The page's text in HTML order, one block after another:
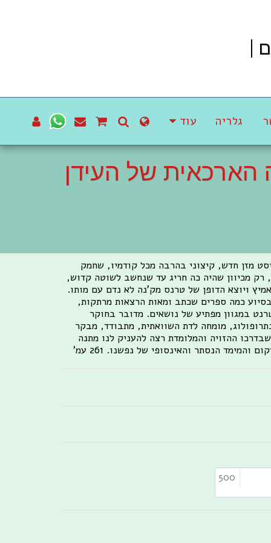
גלריה עוד
הארכאית של העידן
חברתי ואנרכיסט מזן חדש, קיצוני בהרבה מכל קודמיו, שחמק
מכיוון שהיה כה חריג עד שנחשב לשוטה קדוש,
ויוצא הדופן של טרנס מק'נה לא נדם עם מותו.
כמה ספרים שכתב ומאות הרצאות מרתקות,
במגוון מפתיע של נושאים. מדובר בחוקר
מומחה לדת השוואתית, מתבודד, מבקר
ההזויה והמלומדת רצה להעניק לנו מתנה
הנסתר והאינסופי של נפשנו. 261 עמ'
500